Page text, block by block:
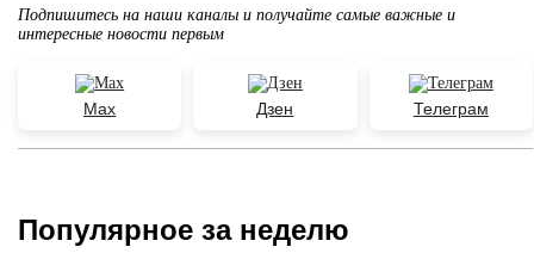
Подпишитесь на наши каналы и получайте самые важные и
интересные новости первым
Max Дзен Телеграм
Популярное за неделю